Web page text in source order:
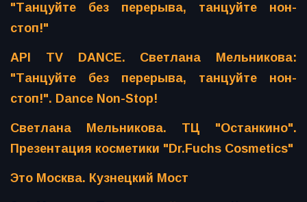
"Танцуйте без перерыва, танцуйте нон-
стоп!"
API TV DANCE. Светлана Мельникова:
"Танцуйте без перерыва, танцуйте нон-
стоп!". Dance Non-Stop!
Светлана Мельникова. ТЦ "Останкино".
Презентация косметики "Dr.Fuchs Cosmetics"
Это Москва. Кузнецкий Мост